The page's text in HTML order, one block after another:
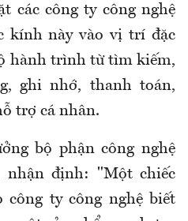
các công ty công nghệ
kính này vào vị trí đặc
hành trình từ tìm kiếm,
ghi nhớ, thanh toán,
trợ cá nhân.
bộ phận công nghệ
nhận định: "Một chiếc
công ty công nghệ biết